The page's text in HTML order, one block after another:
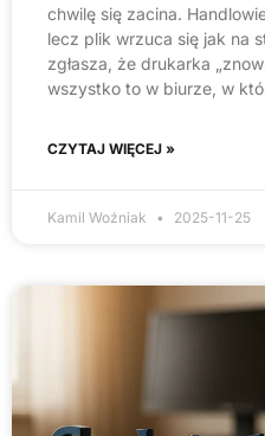
chwilę się zacina.
lecz plik wrzuca się jak na
zgłasza, że drukarka
wszystko to w biurze, w
CZYTAJ WIĘCEJ »
Kamil Woźniak 2025-11-25